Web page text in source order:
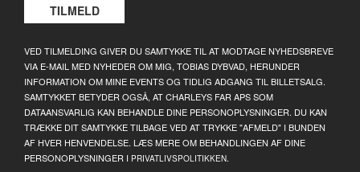
VED TILMELDING GIVER DU SAMTYKKE TIL AT MODTAGE NYHEDSBREVE
VIA E-MAIL MED NYHEDER OM MIG, TOBIAS DYBVAD, HERUNDER
INFORMATION OM MINE EVENTS OG TIDLIG ADGANG TIL BILLETSALG.
SAMTYKKET BETYDER OGSÅ, AT CHARLEYS FAR APS SOM
DATAANSVARLIG KAN BEHANDLE DINE PERSONOPLYSNINGER. DU KAN
TRÆKKE DIT SAMTYKKE TILBAGE VED AT TRYKKE "AFMELD" I BUNDEN
AF HVER HENVENDELSE. LÆS MERE OM BEHANDLINGEN AF DINE
PERSONOPLYSNINGER I PRIVATLIVSPOLITIKKEN.